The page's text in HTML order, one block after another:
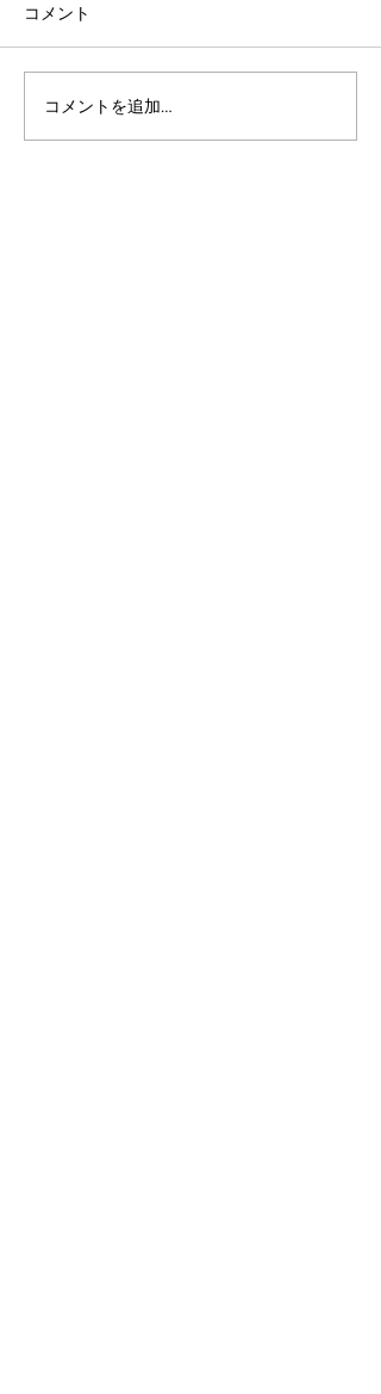
アルゴランドのポスト量
子暗号（PQC）ロードマ
コメント
コメントを追加…